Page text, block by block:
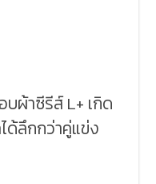
บผ้าซีรีส์ L+ เกิด
ด้ลึกกว่าคู่แข่ง